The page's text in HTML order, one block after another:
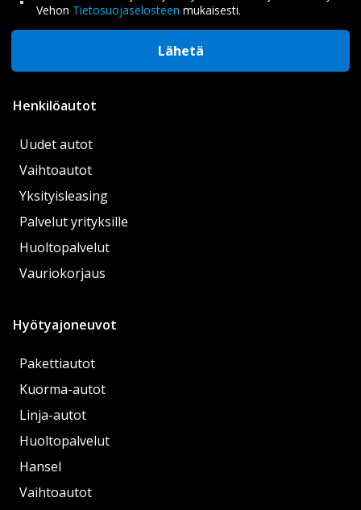
Vehon Tietosuojaselosteen mukaisesti.
Lähetä
Henkilöautot
Uudet autot
Vaihtoautot
Yksityisleasing
Palvelut yrityksille
Huoltopalvelut
Vauriokorjaus
Hyötyajoneuvot
Pakettiautot
Kuorma-autot
Linja-autot
Huoltopalvelut
Hansel
Vaihtoautot